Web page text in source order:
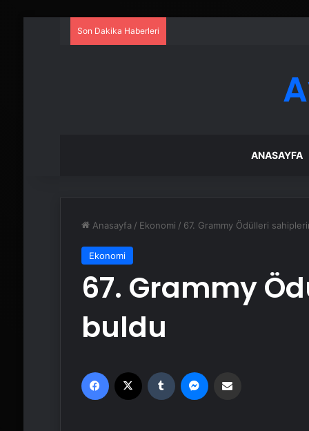
Son Dakika Haberleri
ANASAYFA
Anasayfa / Ekonomi / 67. Grammy Ödülleri
Ekonomi
67. Grammy
buldu
Facebook Tumblr